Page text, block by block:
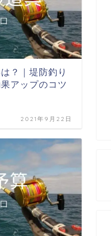
？｜堤防釣り
アップのコツ
2021年9月22日